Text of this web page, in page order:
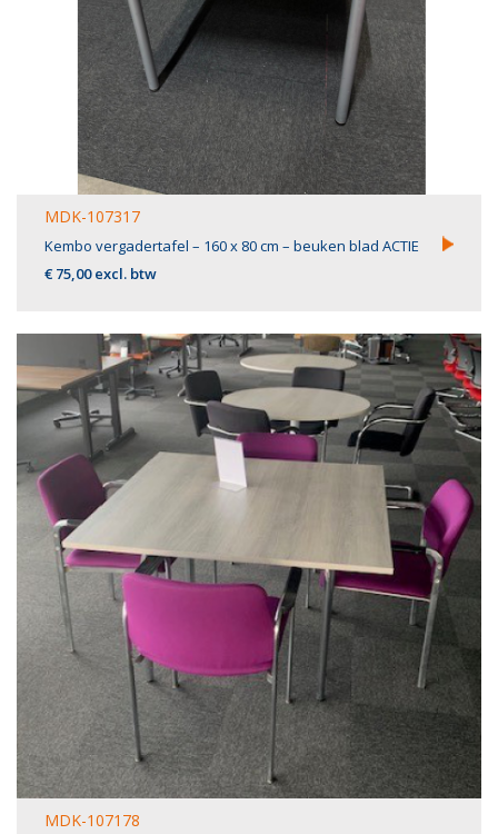
MDK-107317
Kembo vergadertafel – 160 x 80 cm – beuken blad ACTIE
€ 75,00 excl. btw
MDK-107178